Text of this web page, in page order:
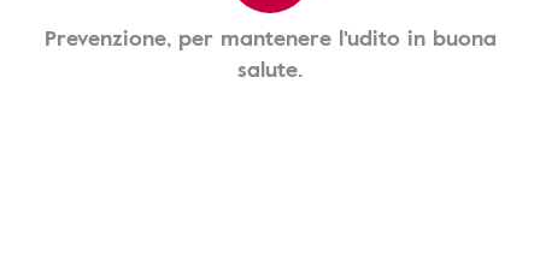
Prevenzione, per mantenere l'udito in buona
salute.